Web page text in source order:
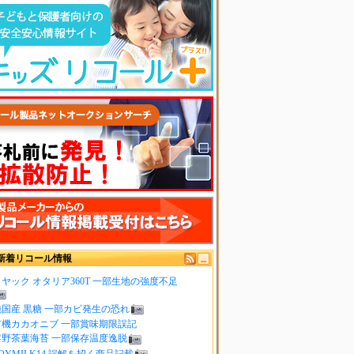
着リコール情報
ック オタリア360T 一部生地の強度不足
産 黒糖 一部カビ発生の恐れ
カカオニブ 一部賞味期限誤記
茶葉海苔 一部保存温度逸脱